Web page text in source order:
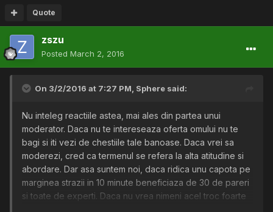
Quote
zszu
Posted March 2, 2016
On 3/2/2016 at 7:27 PM, Sphere said:
Nu inteleg reactiile astea, mai ales din partea unui
moderator. Daca nu te intereseaza oferta omului nu te
bagi si iti vezi de chestiile tale banoase. Daca vrei sa
moderezi, cred ca termenul se refera la alta atitudine si
abordare. Dar asa suntem noi, daca ridica unu capota pe
marginea strazii in 10 minute beneficiaza de 30 de pareri
si toate de experti. Daca nu vrea nimeni acel troc foarte